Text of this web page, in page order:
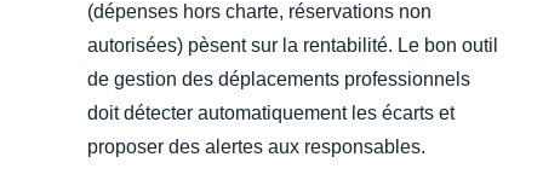
(dépenses hors charte, réservations non
autorisées) pèsent sur la rentabilité. Le bon outil
de gestion des déplacements professionnels
doit détecter automatiquement les écarts et
proposer des alertes aux responsables.